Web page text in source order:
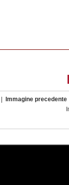
Immagine precedente